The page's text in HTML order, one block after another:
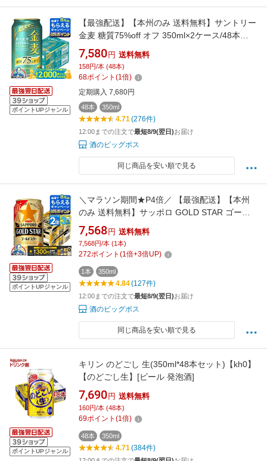
ポイントUPジャンル
【最強配送】【本州のみ 送料無料】サントリー
金麦 糖質75%off オフ 350ml×2ケース/48本
《048》『IAS』【金麦糖質75オフ】【金麦オ
フ】 第3のビール 新ジャンル ドリンク 48本セ
ット
7,580 円 送料無料
158円/本 (48本)
68ポイント (1倍)
定期購入 7,680円
48本 350ml
4.71(276件)
12:00までの注文で最短8/9(翌日)お届け
酒のビッグボス
同じ商品を安い順で見る
ポイントUPジャンル
＼マラソン期間★P4倍／ 【最強配送】【本州
のみ 送料無料】サッポロ GOLD STAR ゴール
ドスター 350ml×2ケース/48本《048》『IAS』
新ジャンル 第3のビール
7,568 円 送料無料
7,568円/本 (1本)
272ポイント (1倍+3倍UP)
1本 350ml
4.84(127件)
12:00までの注文で最短8/9(翌日)お届け
酒のビッグボス
同じ商品を安い順で見る
ポイントUPジャンル
キリン のどごし 生(350ml*48本セット)【kh0】
【のどごし生】[ビール 発泡酒]
7,690 円 送料無料
160円/本 (48本)
69ポイント (1倍)
48本 350ml
4.71(384件)